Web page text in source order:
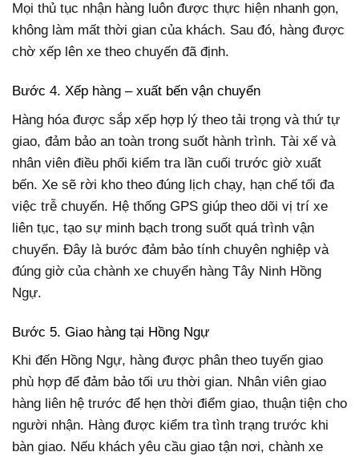
Mọi thủ tục nhận hàng luôn được thực hiện nhanh gọn,
không làm mất thời gian của khách. Sau đó, hàng được
chờ xếp lên xe theo chuyến đã định.
Bước 4. Xếp hàng – xuất bến vận chuyển
Hàng hóa được sắp xếp hợp lý theo tải trọng và thứ tự
giao, đảm bảo an toàn trong suốt hành trình. Tài xế và
nhân viên điều phối kiểm tra lần cuối trước giờ xuất
bến. Xe sẽ rời kho theo đúng lịch chạy, hạn chế tối đa
việc trễ chuyến. Hệ thống GPS giúp theo dõi vị trí xe
liên tục, tạo sự minh bạch trong suốt quá trình vận
chuyển. Đây là bước đảm bảo tính chuyên nghiệp và
đúng giờ của chành xe chuyển hàng Tây Ninh Hồng
Ngự.
Bước 5. Giao hàng tại Hồng Ngự
Khi đến Hồng Ngự, hàng được phân theo tuyến giao
phù hợp để đảm bảo tối ưu thời gian. Nhân viên giao
hàng liên hệ trước để hẹn thời điểm giao, thuận tiện cho
người nhận. Hàng được kiểm tra tình trạng trước khi
bàn giao. Nếu khách yêu cầu giao tận nơi, chành xe